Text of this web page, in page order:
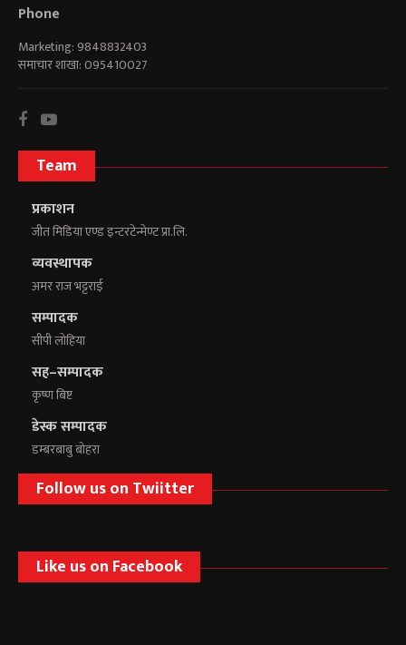
Phone
Marketing: 9848832403
समाचार शाखा: 095410027
Team
प्रकाशन
जीत मिडिया एण्ड इन्टरटेन्मेण्ट प्रा.लि.
व्यवस्थापक
अमर राज भट्टराई
सम्पादक
सीपी लोहिया
सह–सम्पादक
कृष्ण बिष्ट
डेस्क सम्पादक
डम्बरबाबु बोहरा
Follow us on Twiitter
Like us on Facebook